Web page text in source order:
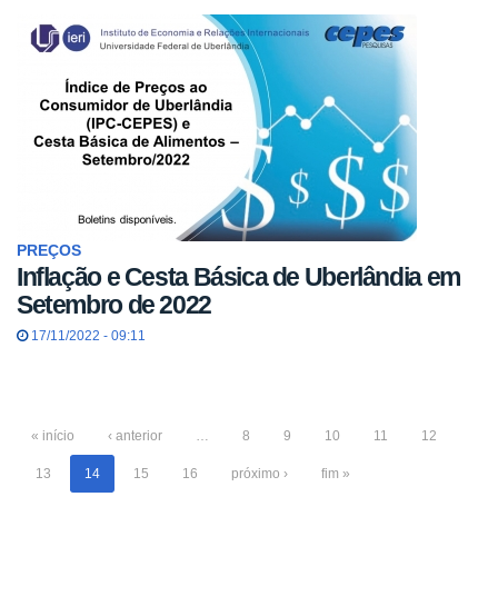
PREÇOS
Inflação e Cesta Básica de Uberlândia em
Setembro de 2022
17/11/2022 - 09:11
« início ‹ anterior … 8 9 10 11 12
13 14 15 16 próximo › fim »